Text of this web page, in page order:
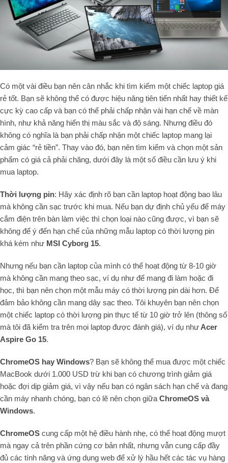
Có một vài điều bạn nên cân nhắc khi tìm kiếm một chiếc laptop giá
rẻ tốt. Bạn sẽ không thể có được hiệu năng tiên tiến nhất hay thiết kế
cực kỳ cao cấp và bạn có thể phải chấp nhận vài hạn chế về màn
hình, như khả năng hiển thị màu sắc và độ sáng. Nhưng điều đó
không có nghĩa là bạn phải chấp nhận một chiếc laptop mang lại
cảm giác “rẻ tiền”. Thay vào đó, bạn nên tìm kiếm và chọn một sản
phẩm có giá cả phải chăng, dưới đây là một số điều cần lưu ý khi
mua laptop.
Thời lượng pin: Hãy xác định rõ bạn cần laptop hoạt động bao lâu
mà không cần sạc trước khi mua. Nếu bạn dự định chủ yếu để máy
cắm điện trên bàn làm việc thì chọn loại nào cũng được, vì bạn sẽ
không để ý đến hạn chế của những mẫu laptop có thời lượng pin
khá kém như MSI Cyborg 15.
Nhưng nếu bạn cần laptop của mình có thể hoạt động từ 8-10 giờ
mà không cần mang theo sạc, ví dụ như để mang đi làm hoặc đi
học, thì bạn nên chọn một mẫu máy có thời lượng pin dài hơn. Để
đảm bảo không cần mang dây sạc theo. Tôi khuyên bạn nên chọn
một chiếc laptop có thời lượng pin thực tế từ 10 giờ trở lên (thông số
mà tôi đã kiểm tra trên mọi laptop được đánh giá), ví dụ như Acer
Aspire Go 15.
ChromeOS hay Windows? Bạn sẽ không thể mua được một chiếc
MacBook dưới 1.000 USD trừ khi bạn có chương trình giảm giá
hoặc đợi dịp giảm giá, vì vậy nếu bạn có ngân sách hạn chế và đang
cần máy nhanh chóng, bạn có lẽ nên chọn giữa ChromeOS và
Windows.
ChromeOS cung cấp một hệ điều hành nhẹ, có thể hoạt động mượt
mà ngay cả trên phần cứng cơ bản nhất, nhưng vẫn cung cấp đầy
đủ các tính năng và ứng dụng web để xử lý hầu hết các tác vụ hàng